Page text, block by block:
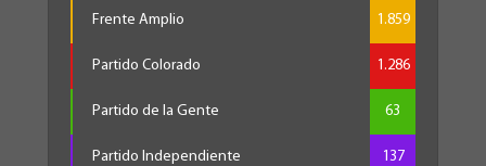
Frente Amplio 1.859
Partido Colorado 1.286
Partido de la Gente 63
Partido Independiente 137